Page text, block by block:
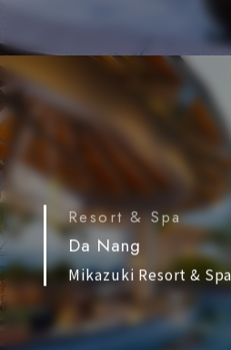
Resort & Spa
Da Nang
Mikazuki Resort & Spa